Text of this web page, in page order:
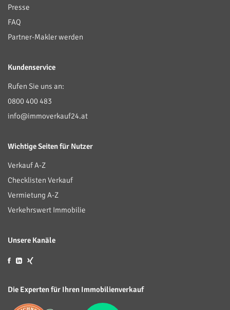
Presse
FAQ
Partner-Makler werden
Kundenservice
Rufen Sie uns an:
0800 400 483
info@immoverkauf24.at
Wichtige Seiten für Nutzer
Verkauf A-Z
Checklisten Verkauf
Vermietung A-Z
Verkehrswert Immobilie
Unsere Kanäle
Die Experten für Ihren Immobilienverkauf